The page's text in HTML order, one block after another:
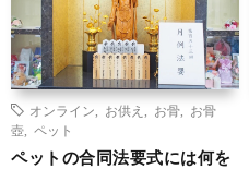
オンライン お供え お骨
お骨
壺
ペット
ペットの合同法要式には何を